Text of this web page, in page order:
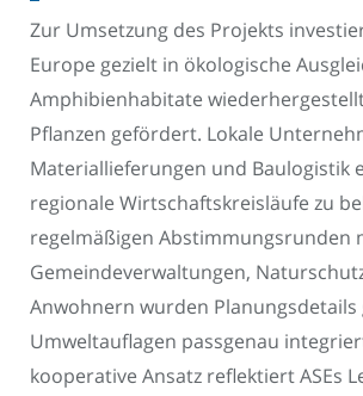
Zur Umsetzung des Projekts
Europe gezielt in ökologische
Amphibienhabitate
Pflanzen gefördert. Lokale
Materiallieferungen und Baulogistik
regionale Wirtschaftskreisläufe zu
regelmäßigen Abstimmungsrunden
Gemeindeverwaltungen,
Anwohnern wurden
Umweltauflagen passgenau
kooperative Ansatz reflektiert ASEs